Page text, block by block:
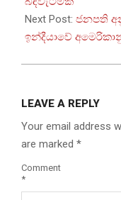
Next Post: ජනපති
ඉන්දීයාවේ
LEAVE A REPLY
Your email address
are marked *
Comment
*